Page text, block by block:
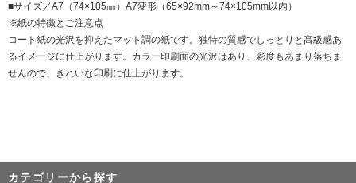
■サイズ／A7（74×105㎜）A7変形（65×92mm～74×105mm以内）
※紙の特徴とご注意点
コート紙の光沢を抑えたマット調の紙です。独特の質感でしっとりと高級感あ
るイメージに仕上がります。カラー印刷面の光沢はあり、彩度もあまり落ちま
せんので、きれいな印刷に仕上がります。
カテゴリーから探す